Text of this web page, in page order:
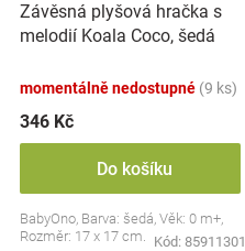
Závěsná plyšová hračka s
melodií Koala Coco, šedá
momentálně nedostupné (9 ks)
346 Kč
Do košíku
BabyOno, Barva: šedá, Věk: 0 m+,
Rozměr: 17 x 17 cm.
Kód: 85911301